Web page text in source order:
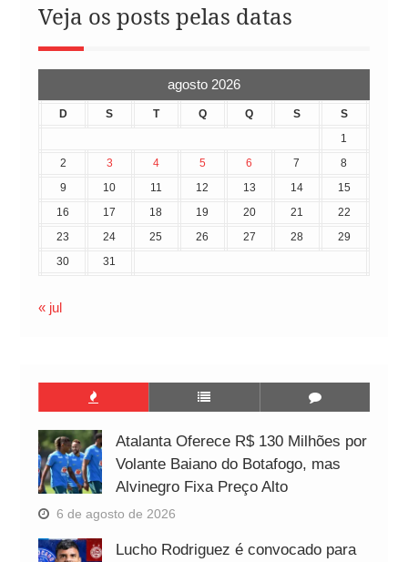
Veja os posts pelas datas
agosto 2026
D S T Q Q S
S
1
2
3 4 5 6 7
8
9
10 11 12 13 14
15
16
17 18 19 20 21
22
23
24 25 26 27 28
29
30
31
« jul
Atalanta Oferece R$ 130 Milhões por
Volante Baiano do Botafogo, mas
Alvinegro Fixa Preço Alto
6 de agosto de 2026
Lucho Rodriguez é convocado para